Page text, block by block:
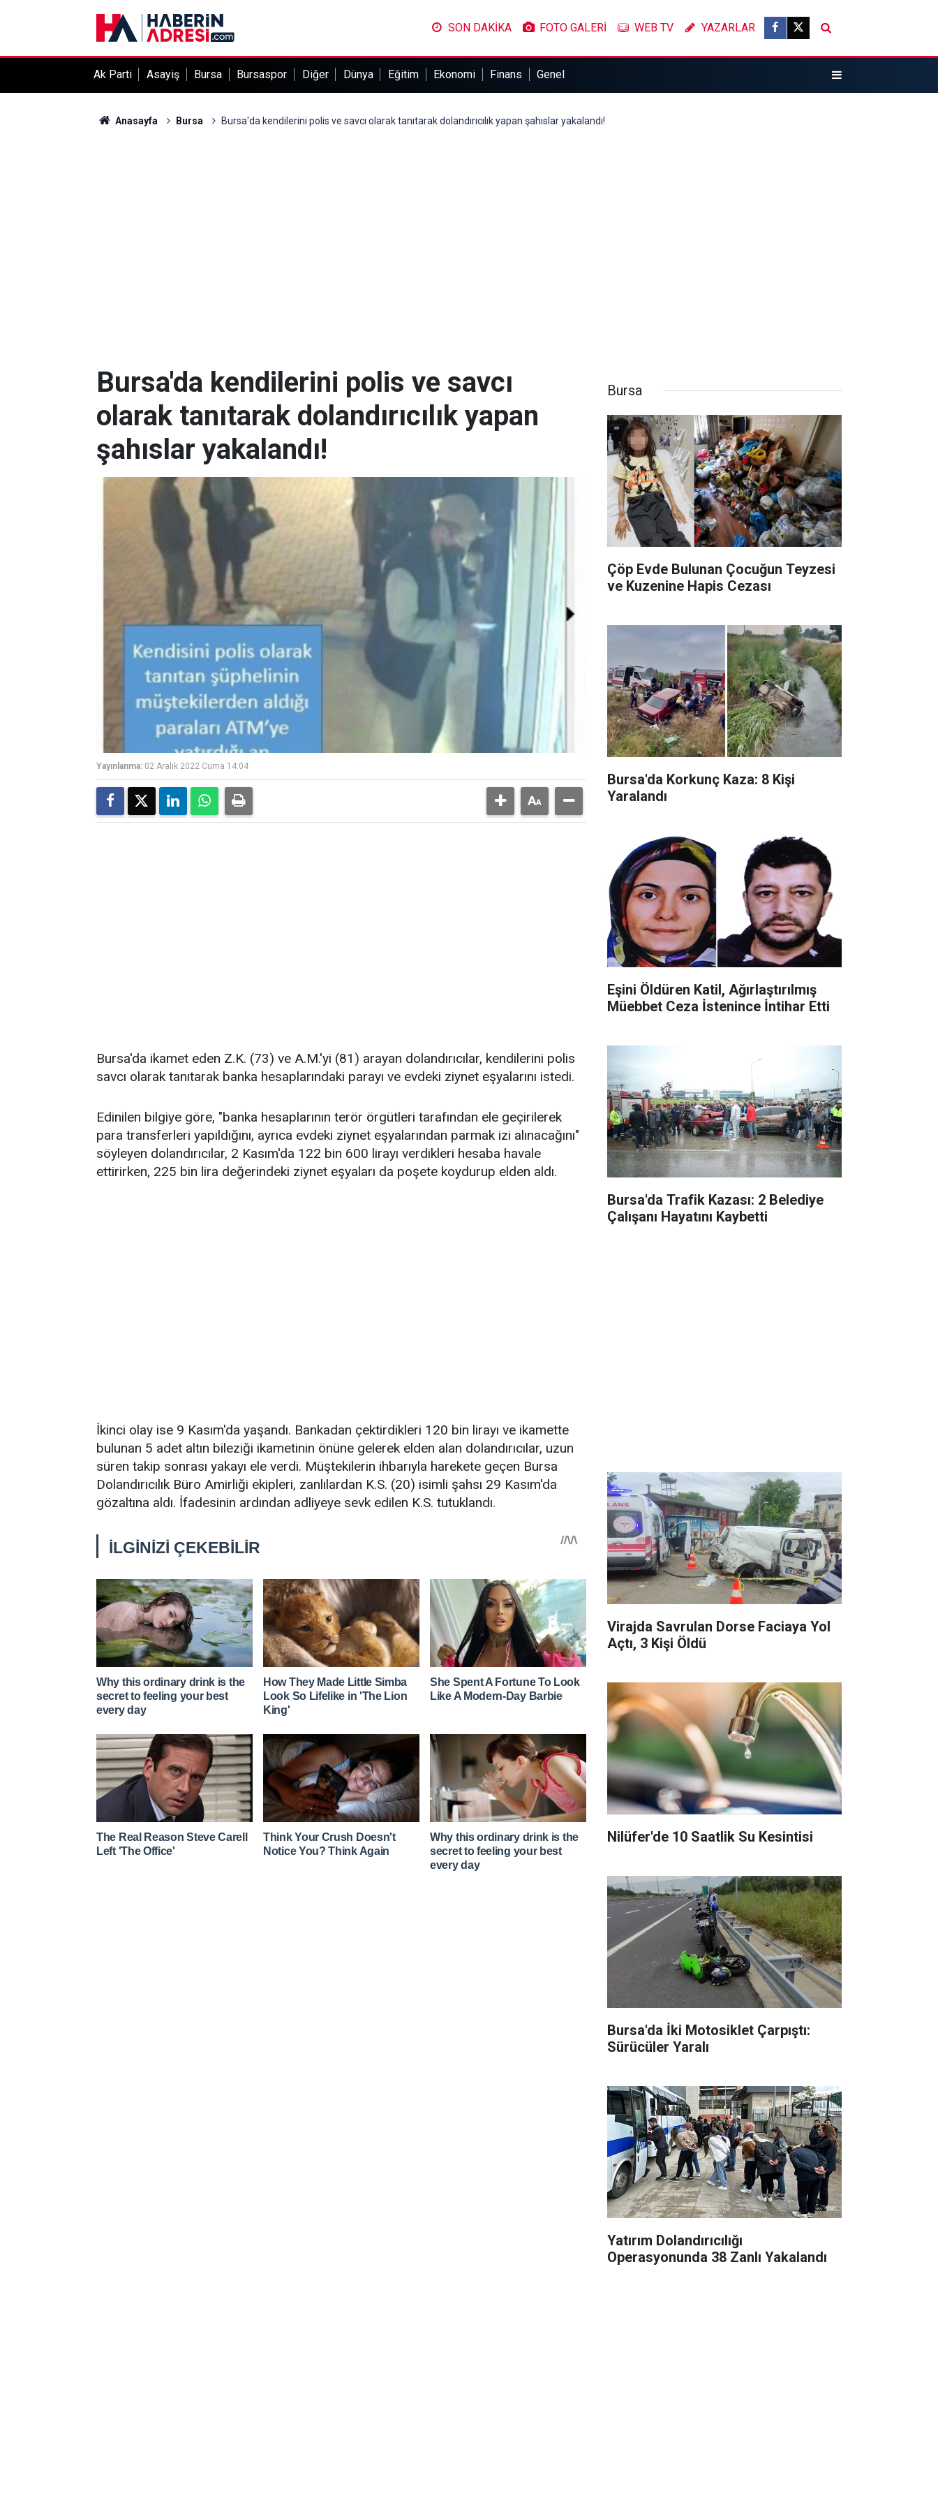
SON DAKİKA FOTO GALERİ WEB TV YAZARLAR
Ak Parti Asayiş Bursa Bursaspor Diğer Dünya Eğitim Ekonomi Finans Genel
Anasayfa Bursa Bursa'da kendilerini polis ve savcı olarak tanıtarak dolandırıcılık yapan şahıslar yakalandı!
Bursa'da kendilerini polis ve savcı
olarak tanıtarak dolandırıcılık yapan
şahıslar yakalandı!
Yayınlanma: 02 Aralık 2022 Cuma 14:04
Bursa'da ikamet eden Z.K. (73) ve A.M.'yi (81) arayan dolandırıcılar, kendilerini polis
savcı olarak tanıtarak banka hesaplarındaki parayı ve evdeki ziynet eşyalarını istedi.
Edinilen bilgiye göre, "banka hesaplarının terör örgütleri tarafından ele geçirilerek
para transferleri yapıldığını, ayrıca evdeki ziynet eşyalarından parmak izi alınacağını"
söyleyen dolandırıcılar, 2 Kasım'da 122 bin 600 lirayı verdikleri hesaba havale
ettirirken, 225 bin lira değerindeki ziynet eşyaları da poşete koydurup elden aldı.
İkinci olay ise 9 Kasım'da yaşandı. Bankadan çektirdikleri 120 bin lirayı ve ikamette
bulunan 5 adet altın bileziği ikametinin önüne gelerek elden alan dolandırıcılar, uzun
süren takip sonrası yakayı ele verdi. Müştekilerin ihbarıyla harekete geçen Bursa
Dolandırıcılık Büro Amirliği ekipleri, zanlılardan K.S. (20) isimli şahsı 29 Kasım'da
gözaltına aldı. İfadesinin ardından adliyeye sevk edilen K.S. tutuklandı.
Bursa
Çöp Evde Bulunan Çocuğun Teyzesi
ve Kuzenine Hapis Cezası
Bursa'da Korkunç Kaza: 8 Kişi
Yaralandı
Eşini Öldüren Katil, Ağırlaştırılmış
Müebbet Ceza İstenince İntihar Etti
Bursa'da Trafik Kazası: 2 Belediye
Çalışanı Hayatını Kaybetti
Virajda Savrulan Dorse Faciaya Yol
Açtı, 3 Kişi Öldü
Nilüfer'de 10 Saatlik Su Kesintisi
Bursa'da İki Motosiklet Çarpıştı:
Sürücüler Yaralı
Yatırım Dolandırıcılığı
Operasyonunda 38 Zanlı Yakalandı